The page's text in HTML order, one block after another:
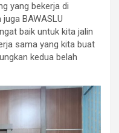
yang bekerja di
BAWASLU
baik untuk kita jalin
sama yang kita buat
kedua belah